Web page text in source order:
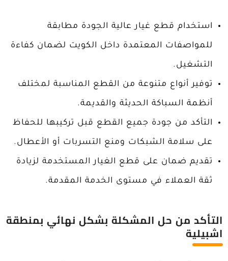
استخدام قطع غيار عالية الجودة مطابقة
للمواصفات المعتمدة داخل الكويت لضمان كفاءة
التشغيل.
توفير أنواع متنوعة من القطع المناسبة لمختلف
أنظمة السباكة الحديثة والقديمة.
التأكد من جودة جميع القطع قبل تركيبها للحفاظ
على سلامة الشبكات ومنع التسربات أو الأعطال.
تقديم ضمان على قطع الغيار المستخدمة لزيادة
ثقة العملاء في مستوى الخدمة المقدمة.
التأكد من حل المشكلة بشكل نهائي بمنطقة
اشبيلية